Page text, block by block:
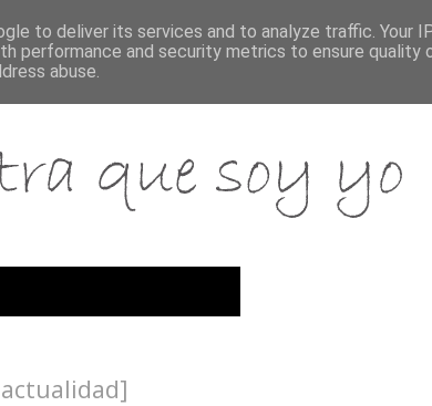
to deliver its services and to analyze traffic. Your
performance and security metrics to ensure quality
abuse.